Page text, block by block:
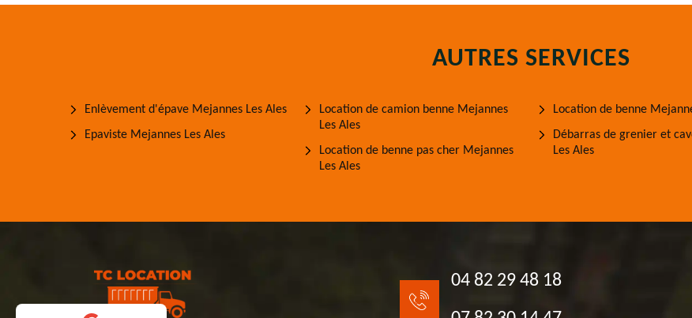
AUTRES SERVICES
Enlèvement d'épave Mejannes Les Ales
Epaviste Mejannes Les Ales
Location de camion benne Mejannes
Les Ales
Location de benne pas cher Mejannes
Les Ales
Location de benne
Débarras de grenier et
Les Ales
04 82 29 48 18